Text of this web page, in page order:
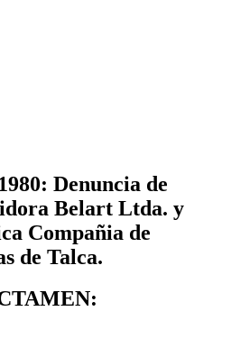
Denuncia de
Belart Ltda. y
Compañia de
de Talca.